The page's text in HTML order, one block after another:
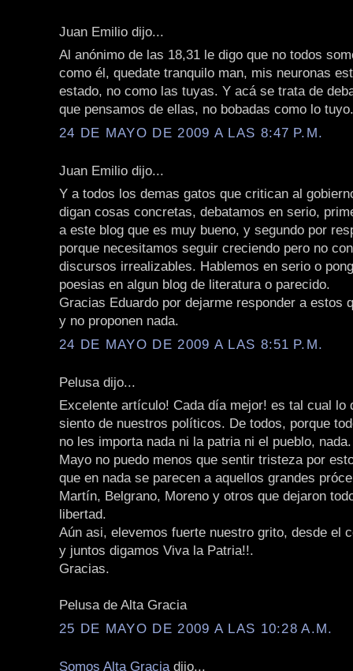
Juan Emilio dijo...
Al anónimo de las 18,31 le digo que no todos
como él, quedate tranquilo man, mis neuronas
estado, no como las tuyas. Y acá se trata de
que pensamos de ellas, no bobadas como lo tuyo.
24 DE MAYO DE 2009 A LAS 8:47 P.M.
Juan Emilio dijo...
Y a todos los demas gatos que critican al
digan cosas concretas, debatamos en serio,
a este blog que es muy bueno, y segundo por
porque necesitamos seguir creciendo pero no
discursos irrealizables. Hablemos en serio o
poesias en algun blog de literatura o parecido.
Gracias Eduardo por dejarme responder a estos
y no proponen nada.
24 DE MAYO DE 2009 A LAS 8:51 P.M.
Pelusa dijo...
Excelente artículo! Cada día mejor! es tal cual lo
siento de nuestros políticos. De todos, porque
no les importa nada ni la patria ni el pueblo,
Mayo no puedo menos que sentir tristeza por
que en nada se parecen a aquellos grandes
Martín, Belgrano, Moreno y otros que dejaron
libertad.
Aún asi, elevemos fuerte nuestro grito, desde el
y juntos digamos Viva la Patria!!.
Gracias.
Pelusa de Alta Gracia
25 DE MAYO DE 2009 A LAS 10:28 A.M.
Somos Alta Gracia dijo...